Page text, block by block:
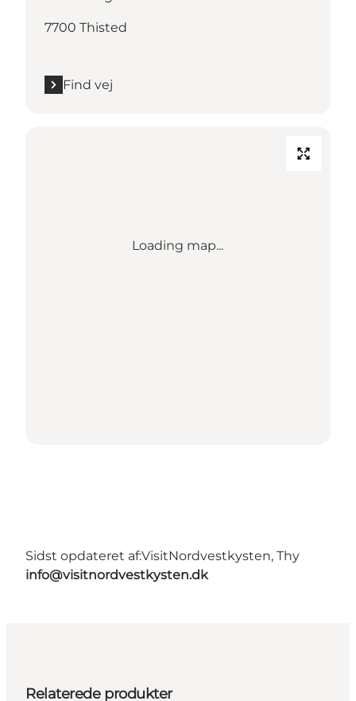
7700 Thisted
Find vej
Loading map...
Sidst opdateret af:VisitNordvestkysten, Thy
info@visitnordvestkysten.dk
Relaterede produkter